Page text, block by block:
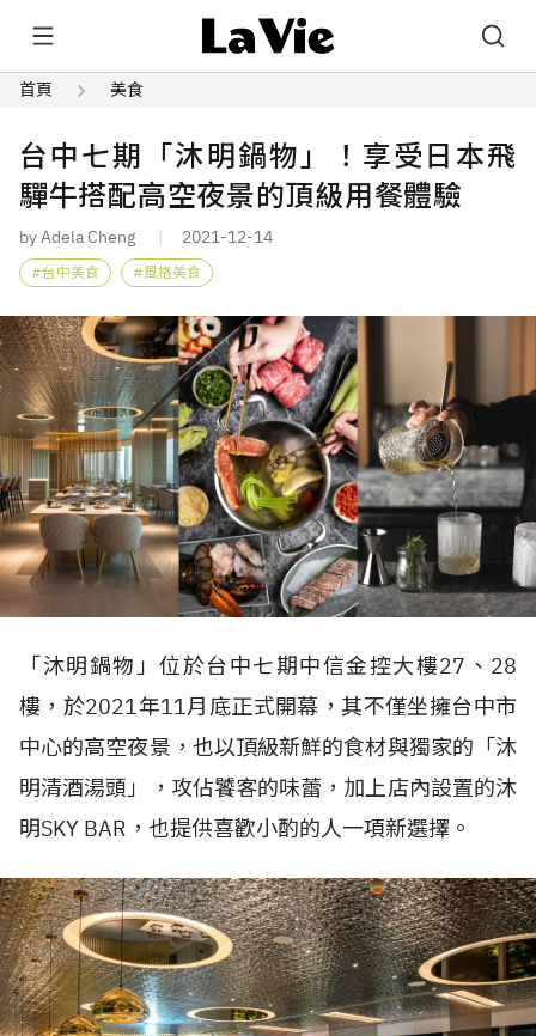
首頁 美食
台中七期「沐明鍋物」！享受日本飛
驒牛搭配高空夜景的頂級用餐體驗
by Adela Cheng 2021-12-14
台中美食 風格美食
「沐明鍋物」位於台中七期中信金控大樓27、28
樓，於2021年11月底正式開幕，其不僅坐擁台中市
中心的高空夜景，也以頂級新鮮的食材與獨家的「沐
明清酒湯頭」，攻佔饕客的味蕾，加上店內設置的沐
明SKY BAR，也提供喜歡小酌的人一項新選擇。